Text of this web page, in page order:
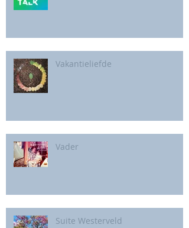
Vakantieliefde
Vader
Suite Westerveld